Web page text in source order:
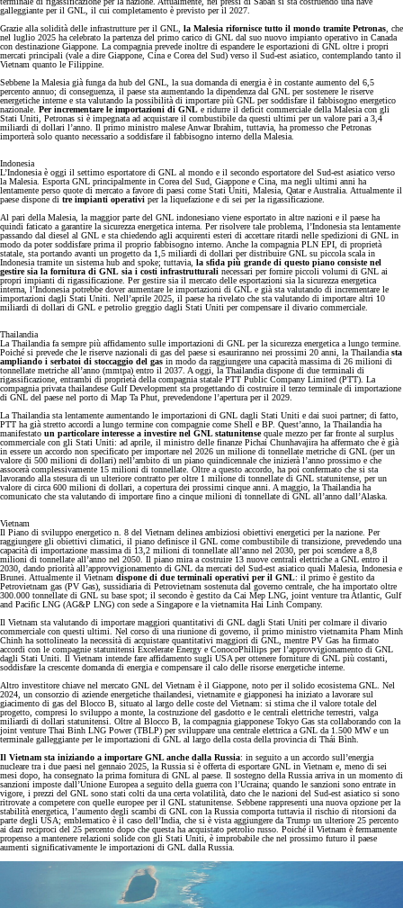
galleggiante per il GNL, il cui completamento è previsto per il 2027.
Grazie alla solidità delle infrastrutture per il GNL, la Malesia rifornisce tutto il mondo tramite Petronas , che
nel luglio 2025 ha celebrato la partenza del primo carico di GNL dal suo nuovo impianto operativo in Canada
con destinazione Giappone. La compagnia prevede inoltre di espandere le esportazioni di GNL oltre i propri
mercati principali (vale a dire Giappone, Cina e Corea del Sud) verso il Sud-est asiatico, contemplando tanto il
Vietnam quanto le Filippine.
Sebbene la Malesia già funga da hub del GNL, la sua domanda di energia è in costante aumento del 6,5
percento annuo; di conseguenza, il paese sta aumentando la dipendenza dal GNL per sostenere le riserve
energetiche interne e sta valutando la possibilità di importare più GNL per soddisfare il fabbisogno energetico
nazionale. Per incrementare le importazioni di GNL e ridurre il deficit commerciale della Malesia con gli
Stati Uniti, Petronas si è impegnata ad acquistare il combustibile da questi ultimi per un valore pari a 3,4
miliardi di dollari l’anno. Il primo ministro malese Anwar Ibrahim, tuttavia, ha promesso che Petronas
importerà solo quanto necessario a soddisfare il fabbisogno interno della Malesia.
Indonesia
L’Indonesia è oggi il settimo esportatore di GNL al mondo e il secondo esportatore del Sud-est asiatico verso
la Malesia. Esporta GNL principalmente in Corea del Sud, Giappone e Cina, ma negli ultimi anni ha
lentamente perso quote di mercato a favore di paesi come Stati Uniti, Malesia, Qatar e Australia. Attualmente il
paese dispone di tre impianti operativi per la liquefazione e di sei per la rigassificazione.
Al pari della Malesia, la maggior parte del GNL indonesiano viene esportato in altre nazioni e il paese ha
quindi faticato a garantire la sicurezza energetica interna. Per risolvere tale problema, l’Indonesia sta lentamente
passando dal diesel al GNL e sta chiedendo agli acquirenti esteri di accettare ritardi nelle spedizioni di GNL in
modo da poter soddisfare prima il proprio fabbisogno interno. Anche la compagnia PLN EPI, di proprietà
statale, sta portando avanti un progetto da 1,5 miliardi di dollari per distribuire GNL su piccola scala in
Indonesia tramite un sistema hub and spoke; tuttavia, la sfida più grande di questo piano consiste nel
gestire sia la fornitura di GNL sia i costi infrastrutturali necessari per fornire piccoli volumi di GNL ai
propri impianti di rigassificazione. Per gestire sia il mercato delle esportazioni sia la sicurezza energetica
interna, l’Indonesia potrebbe dover aumentare le importazioni di GNL e già sta valutando di incrementare le
importazioni dagli Stati Uniti. Nell’aprile 2025, il paese ha rivelato che sta valutando di importare altri 10
miliardi di dollari di GNL e petrolio greggio dagli Stati Uniti per compensare il divario commerciale.
Thailandia
La Thailandia fa sempre più affidamento sulle importazioni di GNL per la sicurezza energetica a lungo termine.
Poiché si prevede che le riserve nazionali di gas del paese si esauriranno nei prossimi 20 anni, la Thailandia sta
ampliando i serbatoi di stoccaggio del gas in modo da raggiungere una capacità massima di 26 milioni di
tonnellate metriche all’anno (mmtpa) entro il 2037. A oggi, la Thailandia dispone di due terminali di
rigassificazione, entrambi di proprietà della compagnia statale PTT Public Company Limited (PTT). La
compagnia privata thailandese Gulf Development sta progettando di costruire il terzo terminale di importazione
di GNL del paese nel porto di Map Ta Phut, prevedendone l’apertura per il 2029.
La Thailandia sta lentamente aumentando le importazioni di GNL dagli Stati Uniti e dai suoi partner; di fatto,
PTT ha già stretto accordi a lungo termine con compagnie come Shell e BP. Quest’anno, la Thailandia ha
manifestato un particolare interesse a investire nel GNL statunitensequale mezzo per far fronte al surplus
commerciale con gli Stati Uniti: ad aprile, il ministro delle finanze Pichai Chunhavajira ha affermato che è già
in essere un accordo non specificato per importare nel 2026 un milione di tonnellate metriche di GNL (per un
valore di 500 milioni di dollari) nell’ambito di un piano quindicennale che inizierà l’anno prossimo e che
assocerà complessivamente 15 milioni di tonnellate. Oltre a questo accordo, ha poi confermato che si sta
lavorando alla stesura di un ulteriore contratto per oltre 1 milione di tonnellate di GNL statunitense, per un
valore di circa 600 milioni di dollari, a copertura dei prossimi cinque anni. A maggio, la Thailandia ha
comunicato che sta valutando di importare fino a cinque milioni di tonnellate di GNL all’anno dall’Alaska.
Vietnam
Il Piano di sviluppo energetico n. 8 del Vietnam delinea ambiziosi obiettivi energetici per la nazione. Per
raggiungere gli obiettivi climatici, il piano definisce il GNL come combustibile di transizione, prevedendo una
capacità di importazione massima di 13,2 milioni di tonnellate all’anno nel 2030, per poi scendere a 8,8
milioni di tonnellate all’anno nel 2050. Il piano mira a costruire 13 nuove centrali elettriche a GNL entro il
2030, dando priorità all’approvvigionamento di GNL da mercati del Sud-est asiatico quali Malesia, Indonesia e
Brunei. Attualmente il Vietnam dispone di due terminali operativi per il GNL: il primo è gestito da
Petrovietnam gas (PV Gas), sussidiaria di Petrovietnam sostenuta dal governo centrale, che ha importato oltre
300.000 tonnellate di GNL su base spot; il secondo è gestito da Cai Mep LNG, joint venture tra Atlantic, Gulf
and Pacific LNG (AG&P LNG) con sede a Singapore e la vietnamita Hai Linh Company.
Il Vietnam sta valutando di importare maggiori quantitativi di GNL dagli Stati Uniti per colmare il divario
commerciale con questi ultimi. Nel corso di una riunione di governo, il primo ministro vietnamita Pham Minh
Chinh ha sottolineato la necessità di acquistare quantitativi maggiori di GNL, mentre PV Gas ha firmato
accordi con le compagnie statunitensi Excelerate Energy e ConocoPhillips per l’approvvigionamento di GNL
dagli Stati Uniti. Il Vietnam intende fare affidamento sugli USA per ottenere forniture di GNL più costanti,
soddisfare la crescente domanda di energia e compensare il calo delle risorse energetiche interne.
Altro investitore chiave nel mercato GNL del Vietnam è il Giappone, noto per il solido ecosistema GNL. Nel
2024, un consorzio di aziende energetiche thailandesi, vietnamite e giapponesi ha iniziato a lavorare sul
giacimento di gas del Blocco B, situato al largo delle coste del Vietnam: si stima che il valore totale del
progetto, compresi lo sviluppo a monte, la costruzione del gasdotto e le centrali elettriche terrestri, valga
miliardi di dollari statunitensi. Oltre al Blocco B, la compagnia giapponese Tokyo Gas sta collaborando con la
joint venture Thai Binh LNG Power (TBLP) per sviluppare una centrale elettrica a GNL da 1.500 MW e un
terminale galleggiante per le importazioni di GNL al largo della costa della provincia di Thái Bình.
Il Vietnam sta iniziando a importare GNL anche dalla Russia: in seguito a un accordo sull’energia
nucleare tra i due paesi nel gennaio 2025, la Russia si è offerta di esportare GNL in Vietnam e, meno di sei
mesi dopo, ha consegnato la prima fornitura di GNL al paese. Il sostegno della Russia arriva in un momento di
sanzioni imposte dall’Unione Europea a seguito della guerra con l’Ucraina; quando le sanzioni sono entrate in
vigore, i prezzi del GNL sono stati colti da una certa volatilità, dato che le nazioni del Sud-est asiatico si sono
ritrovate a competere con quelle europee per il GNL statunitense. Sebbene rappresenti una nuova opzione per la
stabilità energetica, l’aumento degli scambi di GNL con la Russia comporta tuttavia il rischio di ritorsioni da
parte degli USA; emblematico è il caso dell’India, che si è vista aggiungere da Trump un ulteriore 25 percento
ai dazi reciproci del 25 percento dopo che questa ha acquistato petrolio russo. Poiché il Vietnam è fermamente
propenso a mantenere relazioni solide con gli Stati Uniti, è improbabile che nel prossimo futuro il paese
aumenti significativamente le importazioni di GNL dalla Russia.